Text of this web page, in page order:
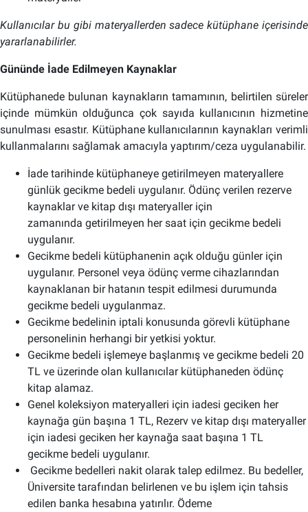
Kullanıcılar bu gibi materyallerden sadece kütüphane içerisinde
yararlanabilirler.
Gününde İade Edilmeyen Kaynaklar
Kütüphanede bulunan kaynakların tamamının, belirtilen süreler
içinde mümkün olduğunca çok sayıda kullanıcının hizmetine
sunulması esastır. Kütüphane kullanıcılarının kaynakları verimli
kullanmalarını sağlamak amacıyla yaptırım/ceza uygulanabilir.
İade tarihinde kütüphaneye getirilmeyen materyallere
günlük gecikme bedeli uygulanır. Ödünç verilen rezerve
kaynaklar ve kitap dışı materyaller için
zamanında getirilmeyen her saat için gecikme bedeli
uygulanır.
Gecikme bedeli kütüphanenin açık olduğu günler için
uygulanır. Personel veya ödünç verme cihazlarından
kaynaklanan bir hatanın tespit edilmesi durumunda
gecikme bedeli uygulanmaz.
Gecikme bedelinin iptali konusunda görevli kütüphane
personelinin herhangi bir yetkisi yoktur.
Gecikme bedeli işlemeye başlanmış ve gecikme bedeli 20
TL ve üzerinde olan kullanıcılar kütüphaneden ödünç
kitap alamaz.
Genel koleksiyon materyalleri için iadesi geciken her
kaynağa gün başına 1 TL, Rezerv ve kitap dışı materyaller
için iadesi geciken her kaynağa saat başına 1 TL
gecikme bedeli uygulanır.
Gecikme bedelleri nakit olarak talep edilmez. Bu bedeller,
Üniversite tarafından belirlenen ve bu işlem için tahsis
edilen banka hesabına yatırılır. Ödeme